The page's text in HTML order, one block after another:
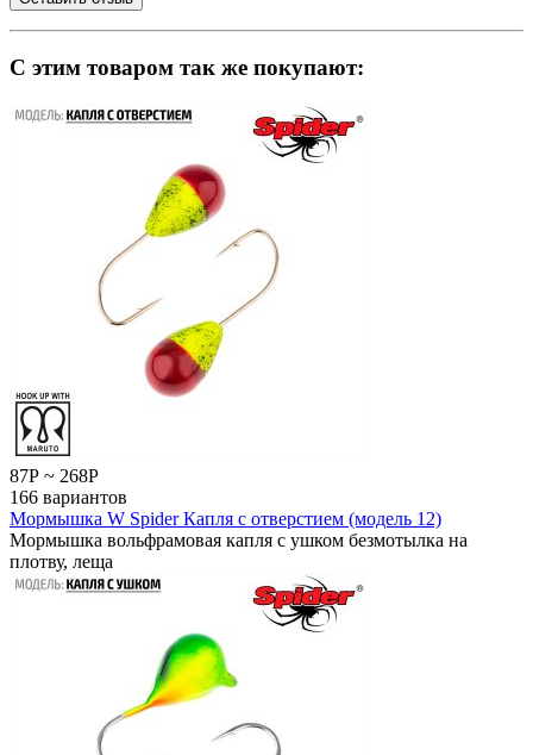
C этим товаром так же покупают:
87Р ~ 268Р
166 вариантов
Мормышка W Spider Капля с отверстием (модель 12)
Мормышка вольфрамовая капля с ушком безмотылка на
плотву, леща